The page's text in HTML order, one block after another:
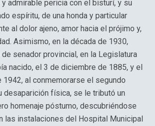
admirable pericia con el bisturí, y su
espíritu, de una honda y particular
al dolor ajeno, amor hacia el prójimo y,
Asimismo, en la década de 1930,
de senador provincial, en la Legislatura
nacido, el 3 de diciembre de 1885, y el
1942, al conmemorarse el segundo
desaparición física, se le tributó un
homenaje póstumo, descubriéndose
las instalaciones del Hospital Municipal